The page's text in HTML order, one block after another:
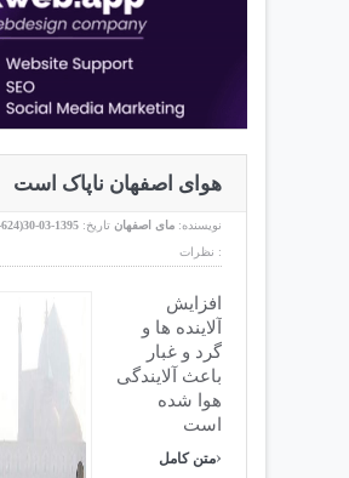
هوای اصفهان ناپاک است
نویسنده: مای اصفهان تاریخ: 1395-03-30(
624-1--1014
نظرات :
افزایش
آلاینده ها و
گرد و غبار
باعث آلایندگی
هوا شده
است
متن کامل›